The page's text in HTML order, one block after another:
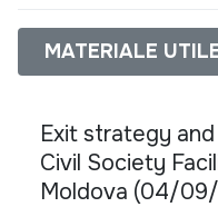
MATERIALE
Exit strategy
Civil Society
Moldova (04/